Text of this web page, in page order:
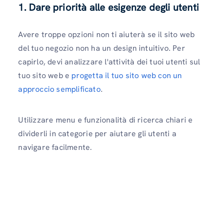
1. Dare priorità alle esigenze degli utenti
Avere troppe opzioni non ti aiuterà se il sito web
del tuo negozio non ha un design intuitivo. Per
capirlo, devi analizzare l'attività dei tuoi utenti sul
tuo sito web e progetta il tuo sito web con un
approccio semplificato.
Utilizzare menu e funzionalità di ricerca chiari e
dividerli in categorie per aiutare gli utenti a
navigare facilmente.